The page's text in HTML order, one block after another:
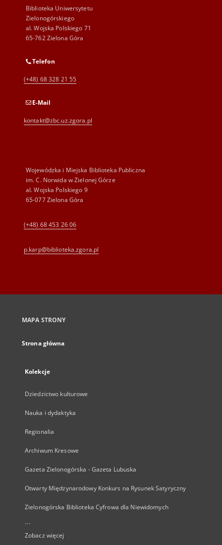
Biblioteka Uniwersytetu
Zielonogórskiego
al. Wojska Polskiego 71
65-762 Zielona Góra
Telefon
(+48) 68 328 21 55
E-Mail
kontakt@zbc.uz.zgora.pl
Wojewódzka i Miejska Biblioteka Publiczna
im. C. Norwida w Zielonej Górze
al. Wojska Polskiego 9
65-077 Zielona Góra
(+48) 68 453 26 06
p.karp@biblioteka.zgora.pl
MAPA STRONY
Strona główna
Kolekcje
Dziedzictwo kulturowe
Nauka i dydaktyka
Regionalia
Archiwum Kresowe
Gazeta Zielonogórska - Gazeta Lubuska
Otwarty Międzynarodowy Konkurs na Rysunek Satyryczny
Zielonogórska Biblioteka Cyfrowa dla Niewidomych
...
Zobacz więcej